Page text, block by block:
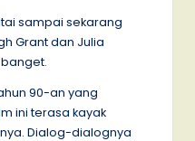
sampai sekarang
Grant dan Julia
90-an yang
ini terasa kayak
Dialog-dialognya